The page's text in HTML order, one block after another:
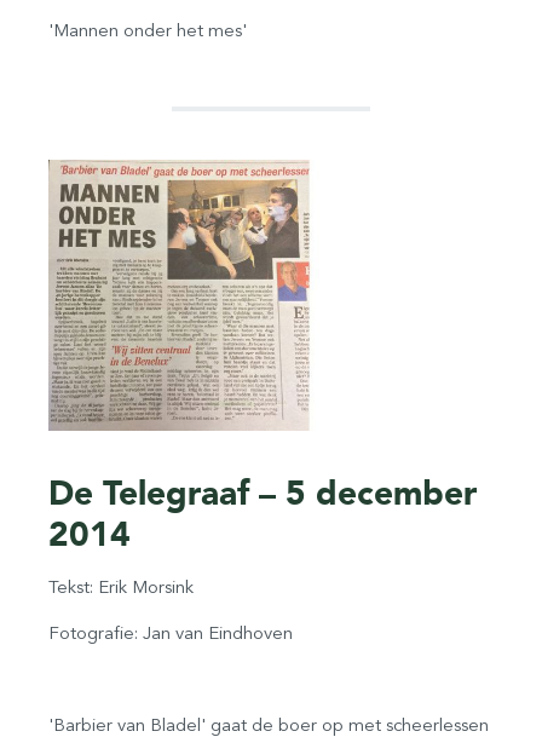
'Mannen onder het mes'
De Telegraaf – 5 december
2014
Tekst: Erik Morsink
Fotografie: Jan van Eindhoven
'Barbier van Bladel' gaat de boer op met scheerlessen